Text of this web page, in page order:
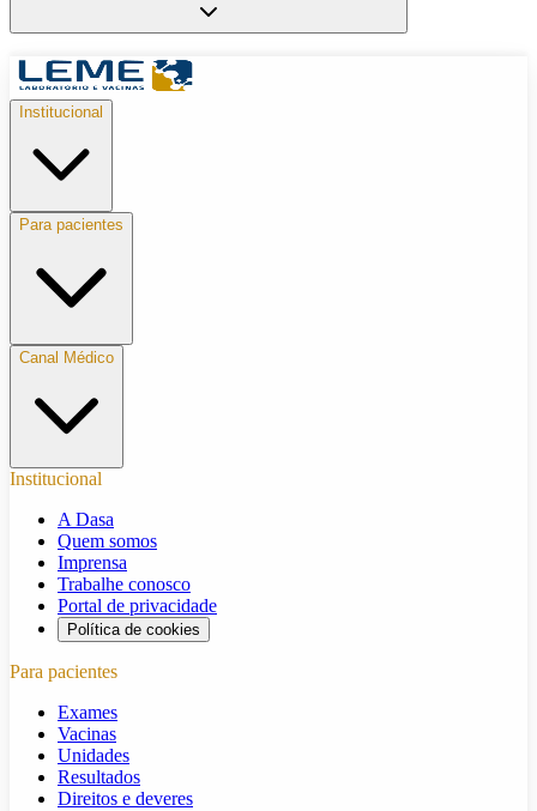
Institucional
Para pacientes
Canal Médico
Institucional
A Dasa
Quem somos
Imprensa
Trabalhe conosco
Portal de privacidade
Política de cookies
Para pacientes
Exames
Vacinas
Unidades
Resultados
Direitos e deveres